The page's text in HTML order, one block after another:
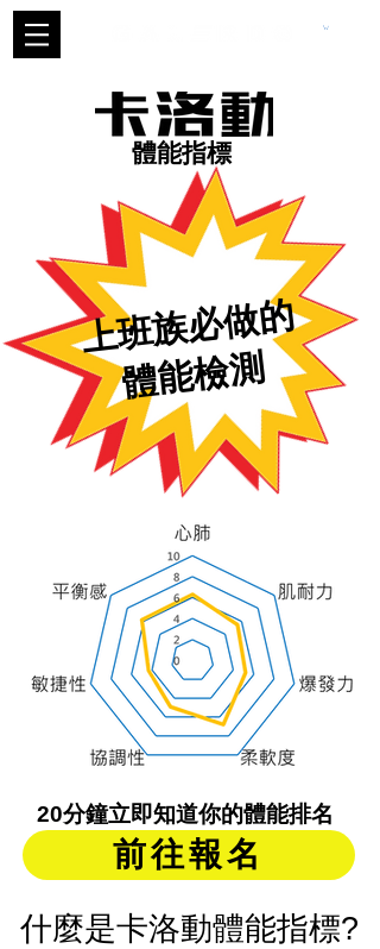
體能指標
20分鐘立即知道你的體能排名
前往報名
上班族必做的
體能檢測
什麼是卡洛動體能指標?